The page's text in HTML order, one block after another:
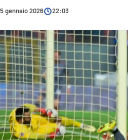
ECONOMIA E LAVORO
SANITÀ
SPORT
CULTURA
AMBIENTE
Streaming
5 gennaio 2026 22:03